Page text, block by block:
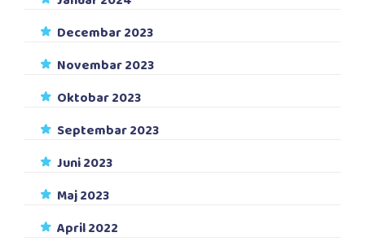
Decembar 2023
Novembar 2023
Oktobar 2023
Septembar 2023
Juni 2023
Maj 2023
April 2022